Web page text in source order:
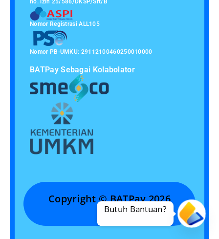
no. izin 25/586/DKSP/Srt/B
Nomor Registrasi ALL105
Nomor PB-UMKU: 29112100460250010000
BATPay Sebagai Kolabolator
Copyright © BATPay 2026
Butuh Bantuan?